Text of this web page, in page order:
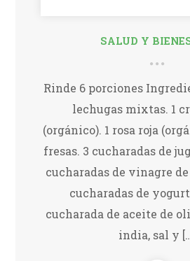
SALUD Y
Rinde 6 porciones
lechugas mixtas. 1
(orgánico). 1 rosa roja
fresas. 3 cucharadas de
cucharadas de vinagre
cucharadas de
cucharada de aceite de
india, sal y